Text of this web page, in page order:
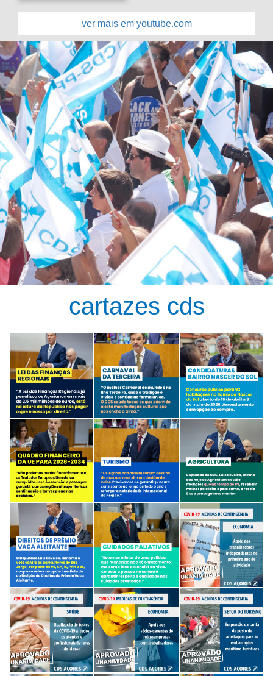
ver mais em youtube.com
cartazes cds